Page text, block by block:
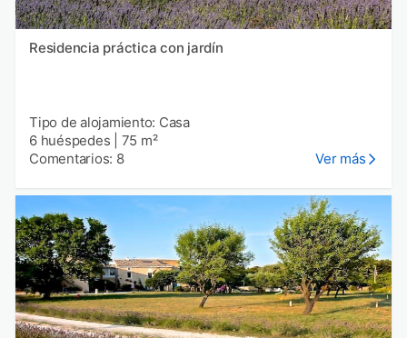
Residencia práctica con jardín
Tipo de alojamiento: Casa
6 huéspedes
75 m²
Comentarios: 8
Ver más